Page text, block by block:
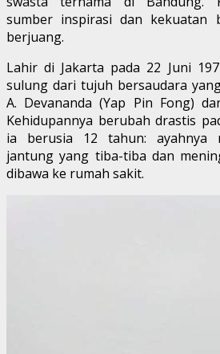
sumber inspirasi dan kekuatan
berjuang.
Lahir di Jakarta pada 22 Juni
sulung dari tujuh bersaudara
A. Devananda (Yap Pin Fong)
Kehidupannya berubah drastis
ia berusia 12 tahun: ayahnya
jantung yang tiba-tiba dan
dibawa ke rumah sakit.